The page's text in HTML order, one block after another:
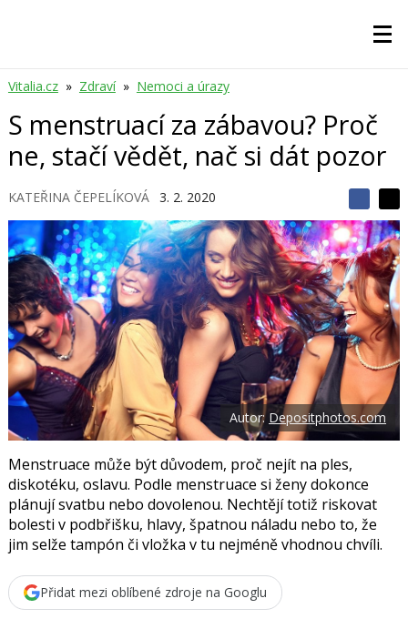
Vitalia.cz » Zdraví » Nemoci a úrazy
S menstruací za zábavou? Proč
ne, stačí vědět, nač si dát pozor
KATEŘINA ČEPELÍKOVÁ 3. 2. 2020
S
d
í
l
e
t
S
d
í
l
e
j
t
e
a
F
a
b
o
o
k
d
í
l
e
j
t
e
n
a
s
í
t
i
Autor:Depositphotos.com
Menstruace může být důvodem, proč nejít na ples,
diskotéku, oslavu. Podle menstruace si ženy dokonce
plánují svatbu nebo dovolenou. Nechtějí totiž riskovat
bolesti v podbřišku, hlavy, špatnou náladu nebo to, že
jim selže tampón či vložka v tu nejméně vhodnou chvíli.
Přidat mezi oblíbené zdroje na Googlu